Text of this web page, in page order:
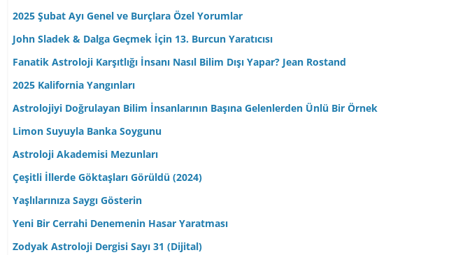
2025 Şubat Ayı Genel ve Burçlara Özel Yorumlar
John Sladek & Dalga Geçmek İçin 13. Burcun Yaratıcısı
Fanatik Astroloji Karşıtlığı İnsanı Nasıl Bilim Dışı Yapar? Jean Rostand
2025 Kalifornia Yangınları
Astrolojiyi Doğrulayan Bilim İnsanlarının Başına Gelenlerden Ünlü Bir Örnek
Limon Suyuyla Banka Soygunu
Astroloji Akademisi Mezunları
Çeşitli İllerde Göktaşları Görüldü (2024)
Yaşlılarınıza Saygı Gösterin
Yeni Bir Cerrahi Denemenin Hasar Yaratması
Zodyak Astroloji Dergisi Sayı 31 (Dijital)